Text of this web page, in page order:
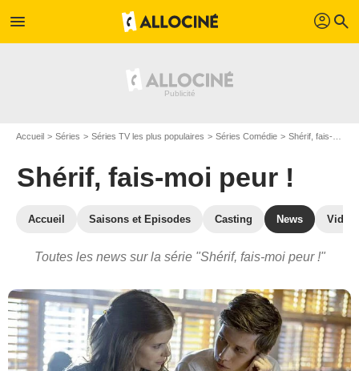
menu profil search
Accueil Séries Séries TV les plus populaires Séries Comédie Shérif, fais-moi peur !
Shérif, fais-moi peur !
Accueil Saisons et Episodes Casting News
Toutes les news sur la série "Shérif, fais-moi peur !"